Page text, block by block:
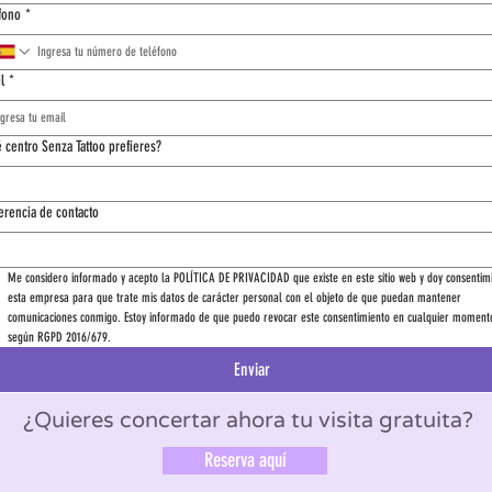
*
*
centro Senza Tattoo prefieres?
de contacto
Me considero informado y acepto la POLÍTICA DE PRIVACIDAD que existe en este sitio web y doy
esta empresa para que trate mis datos de carácter personal con el objeto de que puedan mantener
comunicaciones conmigo. Estoy informado de que puedo revocar este consentimiento en cualquier
según RGPD 2016/679.
Enviar
¿Quieres concertar ahora tu visita gratuita?
Reserva aquí